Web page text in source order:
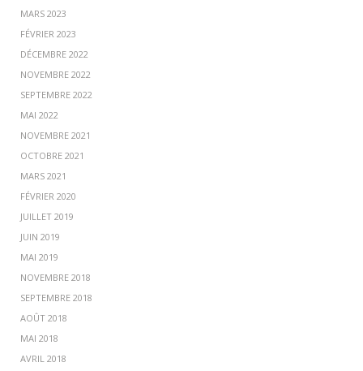
MARS 2023
FÉVRIER 2023
DÉCEMBRE 2022
NOVEMBRE 2022
SEPTEMBRE 2022
MAI 2022
NOVEMBRE 2021
OCTOBRE 2021
MARS 2021
FÉVRIER 2020
JUILLET 2019
JUIN 2019
MAI 2019
NOVEMBRE 2018
SEPTEMBRE 2018
AOÛT 2018
MAI 2018
AVRIL 2018